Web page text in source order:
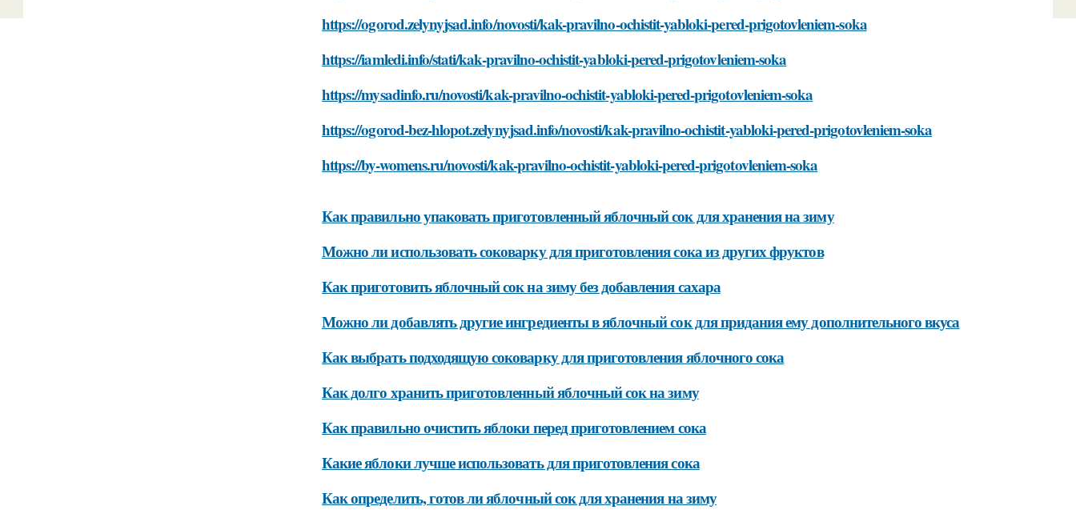
https://ogorod.zelynyjsad.info/novosti/kak-pravilno-ochistit-yabloki-pered-prigotovleniem-soka
https://iamledi.info/stati/kak-pravilno-ochistit-yabloki-pered-prigotovleniem-soka
https://mysadinfo.ru/novosti/kak-pravilno-ochistit-yabloki-pered-prigotovleniem-soka
https://ogorod-bez-hlopot.zelynyjsad.info/novosti/kak-pravilno-ochistit-yabloki-pered-prigotovleniem-soka
https://by-womens.ru/novosti/kak-pravilno-ochistit-yabloki-pered-prigotovleniem-soka
Как правильно упаковать приготовленный яблочный сок для хранения на зиму
Можно ли использовать соковарку для приготовления сока из других фруктов
Как приготовить яблочный сок на зиму без добавления сахара
Можно ли добавлять другие ингредиенты в яблочный сок для придания ему дополнительного вкуса
Как выбрать подходящую соковарку для приготовления яблочного сока
Как долго хранить приготовленный яблочный сок на зиму
Как правильно очистить яблоки перед приготовлением сока
Какие яблоки лучше использовать для приготовления сока
Как определить, готов ли яблочный сок для хранения на зиму